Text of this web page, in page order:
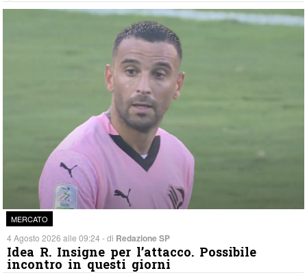
MERCATO
4 Agosto 2026 alle 09:24 - di Redazione SP
Idea R. Insigne per l’attacco. Possibile
incontro in questi giorni